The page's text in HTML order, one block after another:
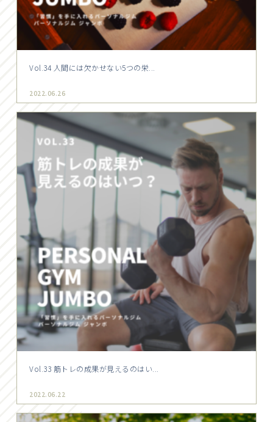
Vol.34 人間には欠かせない5つの栄...
2022.06.26
Vol.33 筋トレの成果が見えるのはい...
2022.06.22